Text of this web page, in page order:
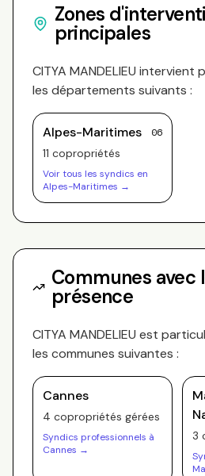
Zones
principales
CITYA MANDELIEU intervient
les départements suivants :
Alpes-Maritimes 06
11 copropriétés
Voir tous les syndics en
Alpes-Maritimes →
Communes avec
présence
CITYA MANDELIEU est
les communes suivantes :
Cannes
4 copropriétés gérées
Syndics professionnels à
Cannes →
3